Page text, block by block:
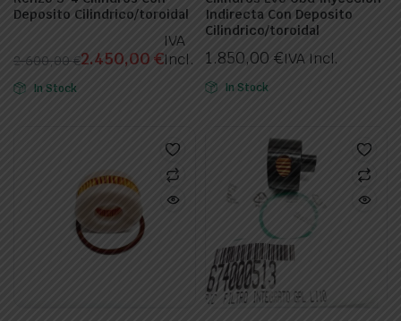
Deposito Cilindrico/toroidal
2.600,00€
El
precio
2.450,00€
El
precio
IVA
Incl.
In Stock
Indirecta Con Deposito
Cilindrico/toroidal
1.850,00 €IVA Incl.
In Stock